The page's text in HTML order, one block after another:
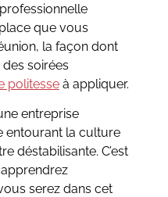
que vous
la façon dont
soirées
politesseà appliquer.
entreprise
entourant la culture
déstabilisante. C’est
serez dans cet